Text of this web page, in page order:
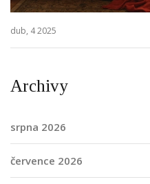
dub, 4 2025
Archivy
srpna 2026
července 2026